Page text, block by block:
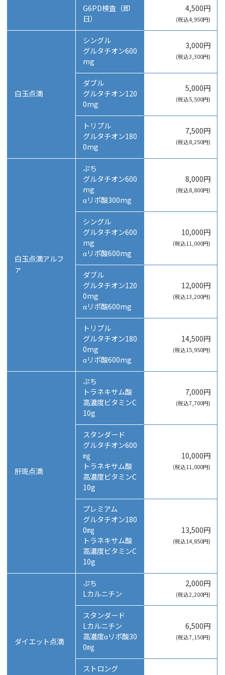
G6PD検査（即
日）
4,500円
(税込4,950円)
白玉点滴
シングル
グルタチオン600
mg
3,000円
(税込3,300円)
ダブル
グルタチオン120
0mg
5,000円
(税込5,500円)
トリプル
グルタチオン180
0mg
7,500円
(税込8,250円)
白玉点滴アルフ
ァ
ぷち
グルタチオン600
mg
αリポ酸300mg
8,000円
(税込8,800円)
シングル
グルタチオン600
mg
αリポ酸600mg
10,000円
(税込11,000円)
ダブル
グルタチオン120
0mg
αリポ酸600mg
12,000円
(税込13,200円)
トリプル
グルタチオン180
0mg
αリポ酸600mg
14,500円
(税込15,950円)
肝斑点滴
ぷち
トラネキサム酸
高濃度ビタミンC
10g
7,000円
(税込7,700円)
スタンダード
グルタチオン600
㎎
トラネキサム酸
高濃度ビタミンC
10g
10,000円
(税込11,000円)
プレミアム
グルタチオン180
0㎎
トラネキサム酸
高濃度ビタミンC
10g
13,500円
(税込14,850円)
ダイエット点滴
ぷち
Lカルニチン
2,000円
(税込2,200円)
スタンダード
Lカルニチン
高濃度αリポ酸30
0㎎
6,500円
(税込7,150円)
ストロング